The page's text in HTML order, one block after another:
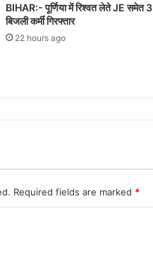
BIHAR:- पूर्णिया में रिश्वत लेते JE समेत 3
बिजली कर्मी गिरफ्तार
22 hours ago
Required fields are marked *